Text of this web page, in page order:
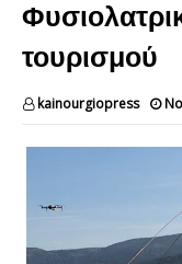
τουρισμού
kainourgiopress